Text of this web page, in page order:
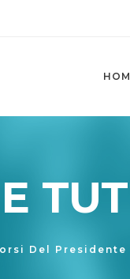
Del Presidente